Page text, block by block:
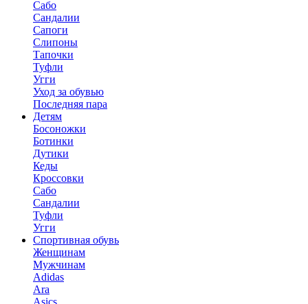
Сабо
Сандалии
Сапоги
Слипоны
Тапочки
Туфли
Угги
Уход за обувью
Последняя пара
Детям
Босоножки
Ботинки
Дутики
Кеды
Кроссовки
Сабо
Сандалии
Туфли
Угги
Спортивная обувь
Женщинам
Мужчинам
Adidas
Ara
Asics